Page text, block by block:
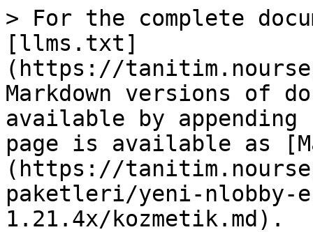
> For the complete
[llms.txt]
(https://
Markdown versions of
available by
page is available as
(https://
paketleri/yeni-nlobby-
1.21.4x/kozmetik.md).